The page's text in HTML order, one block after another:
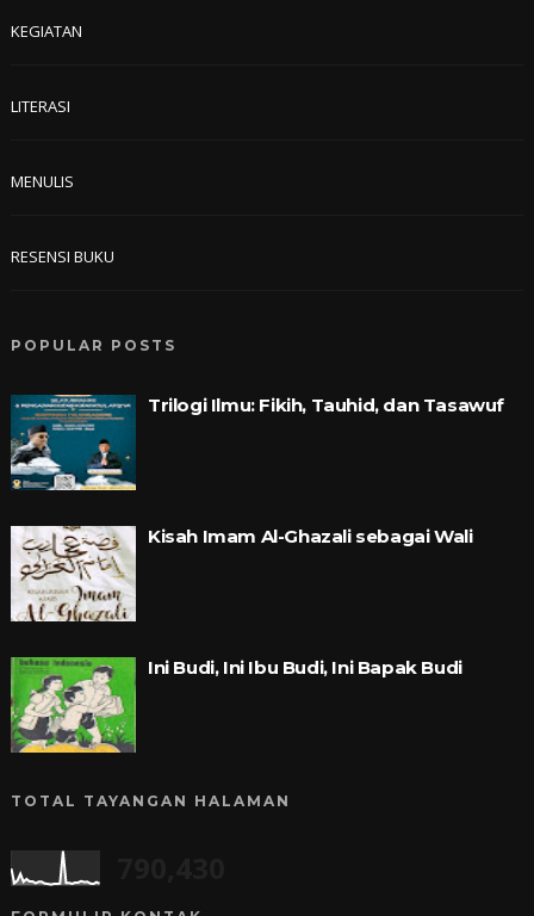
KEGIATAN
LITERASI
MENULIS
RESENSI BUKU
POPULAR POSTS
Trilogi Ilmu: Fikih, Tauhid, dan Tasawuf
Kisah Imam Al-Ghazali sebagai Wali
Ini Budi, Ini Ibu Budi, Ini Bapak Budi
TOTAL TAYANGAN HALAMAN